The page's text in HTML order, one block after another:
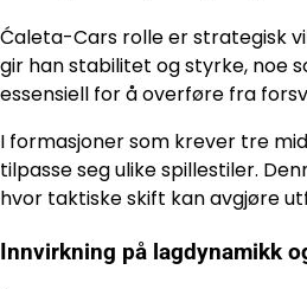
Ćaleta-Cars rolle er strategisk
gir han stabilitet og styrke, noe
essensiell for å overføre fra
I formasjoner som krever tre
tilpasse seg ulike spillestiler.
hvor taktiske skift kan avgjøre
Innvirkning på lagdynamikk